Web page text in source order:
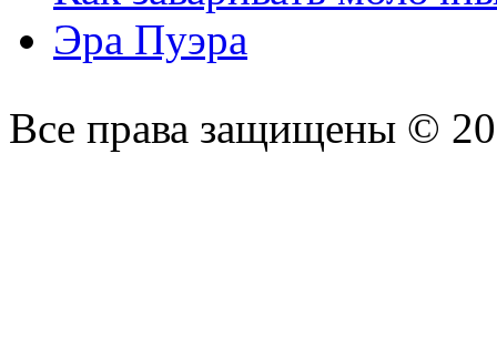
Эра Пуэра
Все права защищены ©